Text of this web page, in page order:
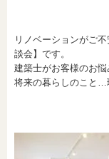
リノベーションがご
談会】です。
建築士がお客様のお悩
将来の暮らしのこと…